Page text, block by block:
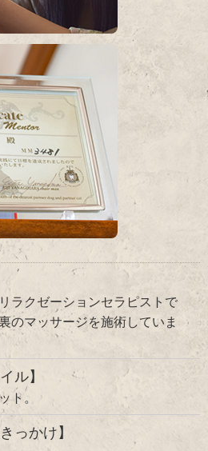
ラクゼーションセラピストで
のマッサージを施術していま
ル】
ト。
っかけ】